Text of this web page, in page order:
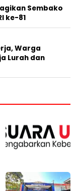
Sembako
ke-81
Warga
Lurah dan